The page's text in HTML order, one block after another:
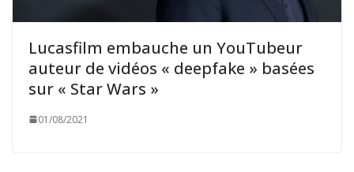
Lucasfilm embauche un YouTubeur
auteur de vidéos « deepfake » basées
sur « Star Wars »
01/08/2021